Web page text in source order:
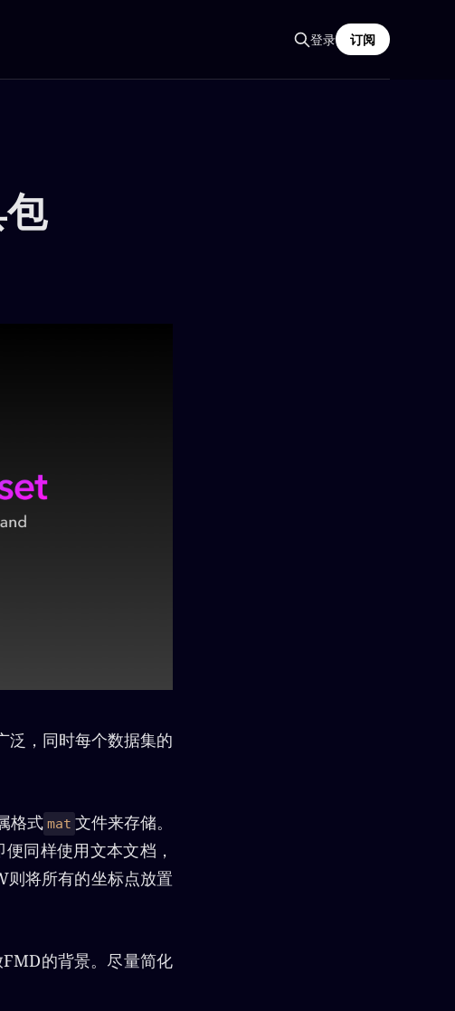
登录 订阅
泛，同时每个数据集的
格式 mat 文件来存储。
同样使用文本文档，
将所有的坐标点放置
的背景。尽量简化